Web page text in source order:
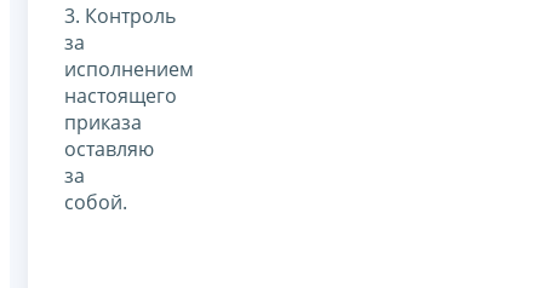
3. Контроль
за
исполнением
настоящего
приказа
оставляю
за
собой.